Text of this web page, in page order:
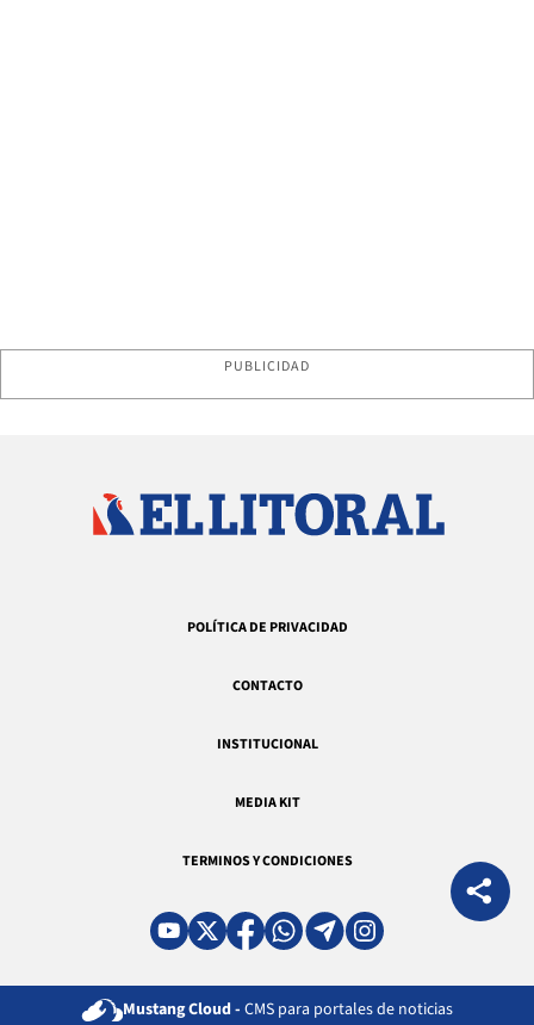
PUBLICIDAD
POLÍTICA DE PRIVACIDAD
CONTACTO
INSTITUCIONAL
MEDIA KIT
TERMINOS Y CONDICIONES
Mustang Cloud - CMS para portales de noticias